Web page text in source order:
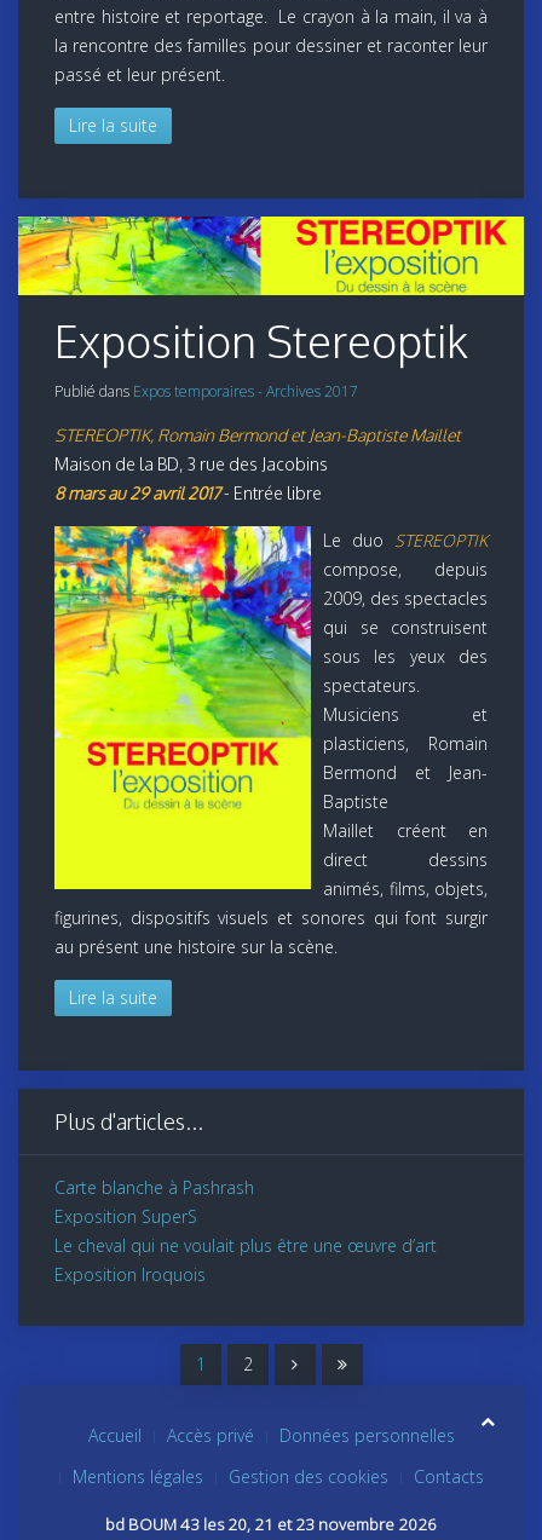
entre histoire et reportage. Le crayon à la main, il va à
la rencontre des familles pour dessiner et raconter leur
passé et leur présent.
Lire la suite
Exposition Stereoptik
Publié dans Expos temporaires - Archives 2017
STEREOPTIK, Romain Bermond et Jean-Baptiste Maillet
Maison de la BD, 3 rue des Jacobins
8 mars au 29 avril 2017- Entrée libre
Le duo STEREOPTIK
compose, depuis
2009, des spectacles
qui se construisent
sous les yeux des
spectateurs.
Musiciens et
plasticiens, Romain
Bermond et Jean-
Baptiste
Maillet créent en
direct dessins
animés, films, objets,
figurines, dispositifs visuels et sonores qui font surgir
au présent une histoire sur la scène.
Lire la suite
Plus d'articles...
Carte blanche à Pashrash
Exposition SuperS
Le cheval qui ne voulait plus être une œuvre d’art
Exposition Iroquois
1 2
Accueil Accès privé
Données personnelles
Mentions légales
Gestion des cookies Contacts
bd BOUM 43 les 20, 21 et 23 novembre 2026